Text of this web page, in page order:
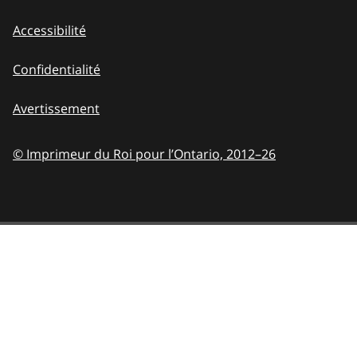
Accessibilité
Confidentialité
Avertissement
© Imprimeur du Roi pour l’Ontario, 2012–26